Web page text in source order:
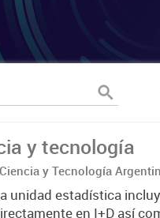
y tecnología
y Tecnología
unidad estadística
en I+D así